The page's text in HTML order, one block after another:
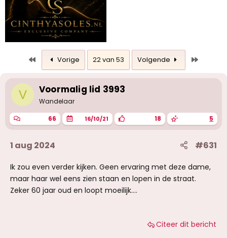
Eerste Vorige 22 van 53 Volgende
V Voormalig lid 3993
Wandelaar
66 16/10/21 18 5
1 aug 2024 #631
Ik zou even verder kijken. Geen ervaring met deze dame,
maar haar wel eens zien staan en lopen in de straat.
Zeker 60 jaar oud en loopt moeilijk….
Citeer dit bericht